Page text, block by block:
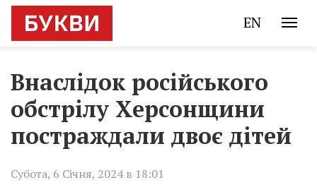
EN
Внаслідок російського
обстрілу Херсонщини
постраждали двоє дітей
Субота, 6 Січня, 2024 в 18:01